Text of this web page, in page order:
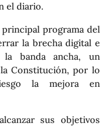
el diario.
programa del
la brecha digital e
banda ancha, un
Constitución, por lo
la mejora en
sus objetivos